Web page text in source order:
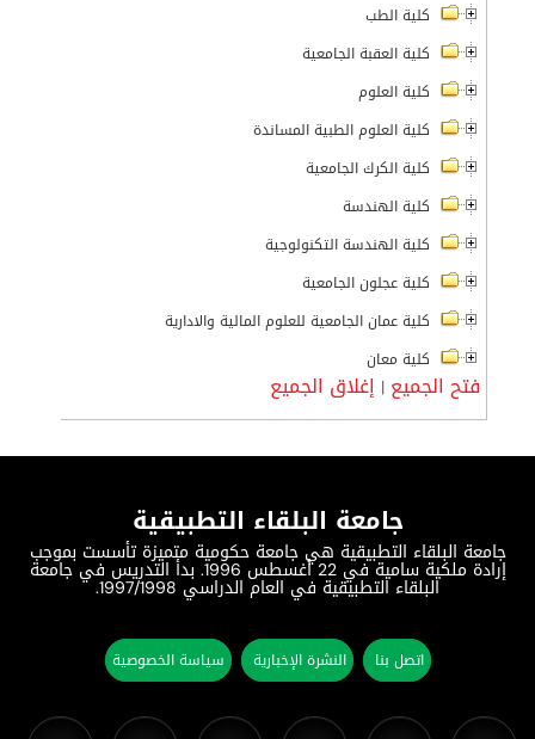
كلية الطب
كلية العقبة الجامعية
كلية العلوم
كلية العلوم الطبية المساندة
كلية الكرك الجامعية
كلية الهندسة
كلية الهندسة التكنولوجية
كلية عجلون الجامعية
كلية عمان الجامعية للعلوم المالية والادارية
كلية معان
فتح الجميع | إغلاق الجميع
جامعة البلقاء التطبيقية
جامعة البلقاء التطبيقية هي جامعة حكومية متميزة تأسست بموجب
إرادة ملكية سامية في 22 أغسطس 1996. بدأ التدريس في جامعة
البلقاء التطبيقية في العام الدراسي 1997/1998.
اتصل بنا النشرة الإخبارية سياسة الخصوصية